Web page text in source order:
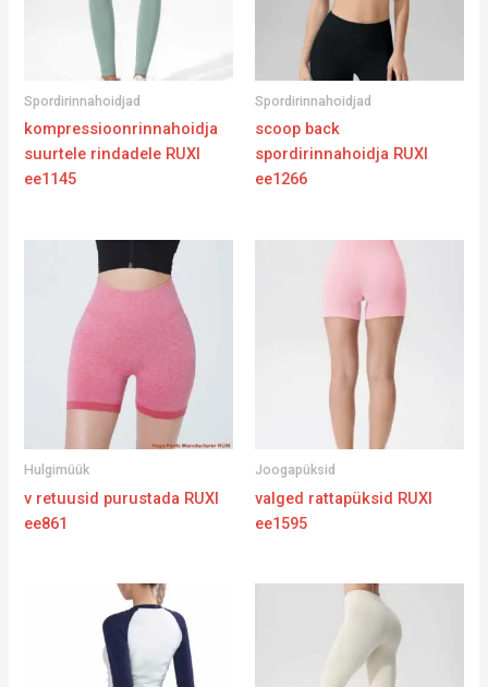
Spordirinnahoidjad
kompressioonrinnahoidja
suurtele rindadele RUXI
ee1145
Spordirinnahoidjad
scoop back
spordirinnahoidja RUXI
ee1266
Hulgimüük
v retuusid purustada RUXI
ee861
Joogapüksid
valged rattapüksid RUXI
ee1595